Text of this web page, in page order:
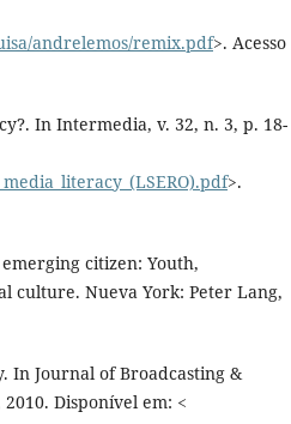
andrelemos/remix.pdf>. Acesso
In Intermedia, v. 32, n. 3, p. 18-
>.
citizen: Youth,
culture. Nueva York: Peter Lang,
In Journal of Broadcasting &
Disponível em: <